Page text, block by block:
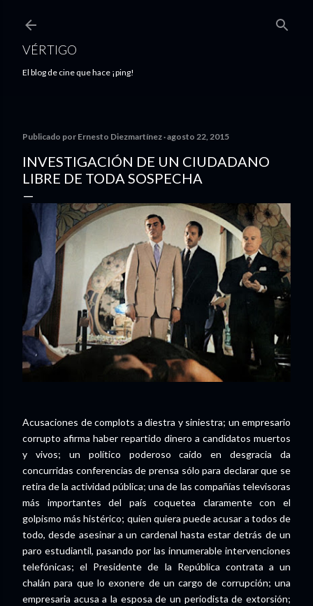
VÉRTIGO
El blog de cine que hace ¡ping!
Publicado por Ernesto Diezmartínez agosto 22, 2015
INVESTIGACIÓN DE UN CIUDADANO
LIBRE DE TODA SOSPECHA
Acusaciones de complots a diestra y siniestra; un empresario
corrupto afirma haber repartido dinero a candidatos muertos
y vivos; un político poderoso caído en desgracia da
concurridas conferencias de prensa sólo para declarar que se
retira de la actividad pública; una de las compañías televisoras
más importantes del país coquetea claramente con el
golpismo más histérico; quien quiera puede acusar a todos de
todo, desde asesinar a un cardenal hasta estar detrás de un
paro estudiantil, pasando por las innumerable intervenciones
telefónicas; el Presidente de la República contrata a un
chalán para que lo exonere de un cargo de corrupción; una
empresaria acusa a la esposa de un periodista de extorsión;